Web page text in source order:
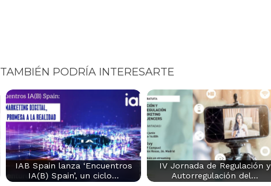
TAMBIÉN PODRÍA INTERESARTE
IAB Spain lanza ‘Encuentros
IA(B) Spain’, un ciclo…
IV Jornada de Regulación y
Autorregulación del…